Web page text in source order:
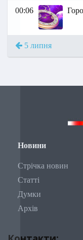
00:06
5 липня
Новини
Стрічка новин
Статті
Думки
Архів